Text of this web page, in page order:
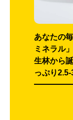
あなたの
ミネラル
生林から
っぷり